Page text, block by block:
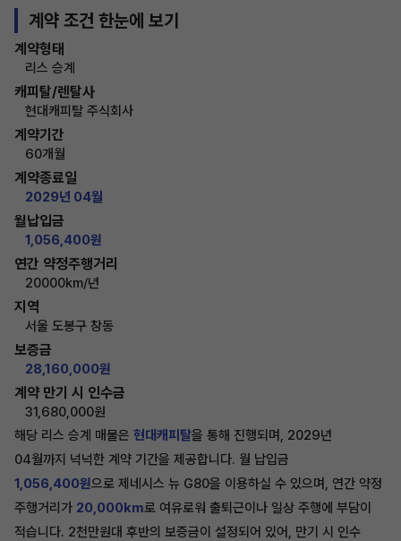
계약 조건 한눈에 보기
계약형태
리스 승계
캐피탈/렌탈사
현대캐피탈 주식회사
계약기간
60개월
계약종료일
2029년 04월
월납입금
1,056,400원
연간 약정주행거리
20000km/년
지역
서울 도봉구 창동
보증금
28,160,000원
계약 만기 시 인수금
31,680,000원
해당 리스 승계 매물은 현대캐피탈을 통해 진행되며, 2029년
04월까지 넉넉한 계약 기간을 제공합니다. 월 납입금
1,056,400원으로 제네시스 뉴 G80을 이용하실 수 있으며, 연간 약정
주행거리가 20,000km로 여유로워 출퇴근이나 일상 주행에 부담이
적습니다. 2천만원대 후반의 보증금이 설정되어 있어, 만기 시 인수